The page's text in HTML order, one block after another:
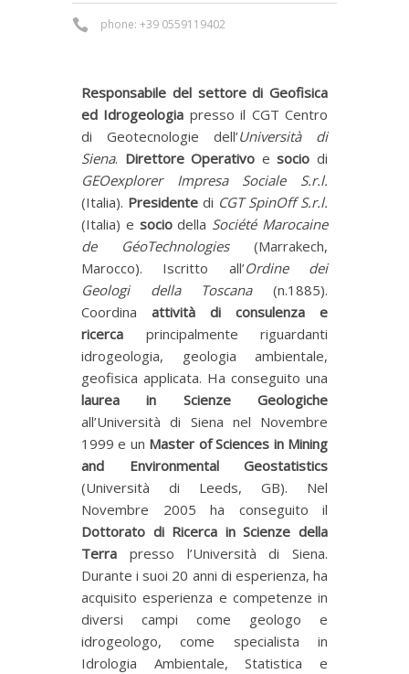
phone: +39 0559119402
Responsabile del settore di Geofisica
ed Idrogeologia presso il CGT Centro
di Geotecnologie dell’Università di
Siena. Direttore Operativo esocio di
GEOexplorer Impresa Sociale S.r.l.
(Italia). Presidente di CGT SpinOff S.r.l.
(Italia) e sociodella Société Marocaine
de GéoTechnologies(Marrakech,
Marocco). Iscritto all’Ordine dei
Geologi della Toscana(n.1885).
Coordina attività di consulenza e
ricerca principalmente riguardanti
idrogeologia, geologia ambientale,
geofisica applicata. Ha conseguito una
laurea in Scienze Geologiche
all’Università di Siena nel Novembre
1999 e un Master of Sciences in Mining
and Environmental Geostatistics
(Università di Leeds, GB). Nel
Novembre 2005 ha conseguito il
Dottorato di Ricerca in Scienze della
Terra presso l’Università di Siena.
Durante i suoi 20 anni di esperienza, ha
acquisito esperienza e competenze in
diversi campi come geologo e
idrogeologo, come specialista in
Idrologia Ambientale, Statistica e